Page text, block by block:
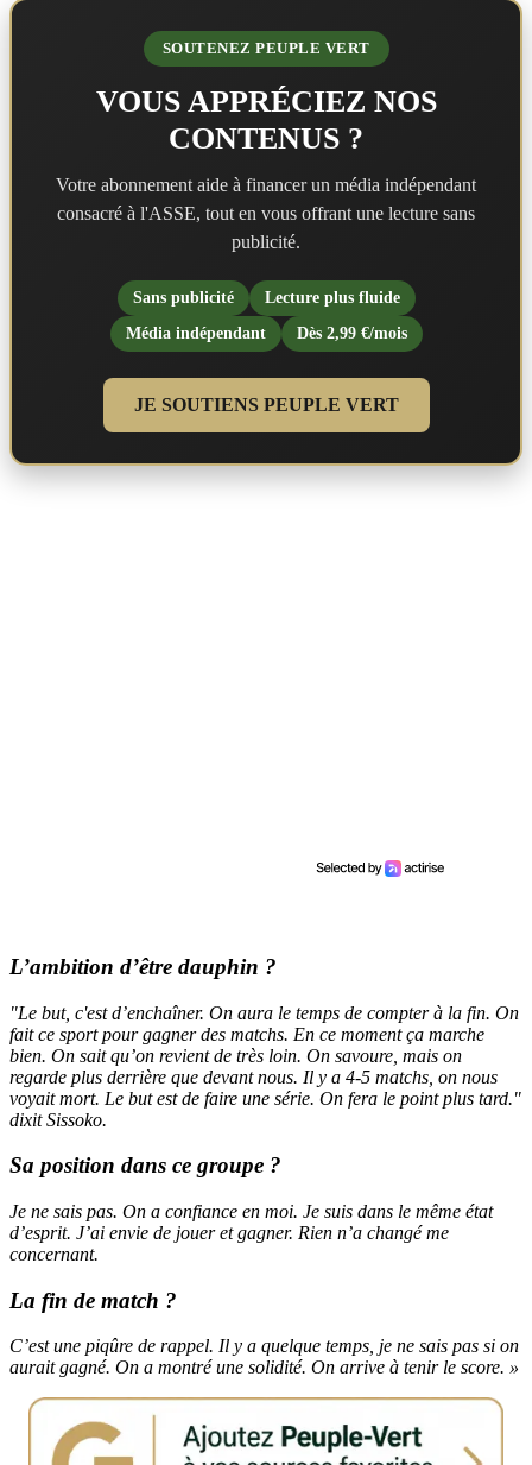
SOUTENEZ PEUPLE VERT
VOUS APPRÉCIEZ NOS
CONTENUS ?
Votre abonnement aide à financer un média indépendant
consacré à l'ASSE, tout en vous offrant une lecture sans
publicité.
Sans publicité
Lecture plus fluide
Média indépendant
Dès 2,99 €/mois
JE SOUTIENS PEUPLE VERT
L’ambition d’être dauphin ?
"Le but, c'est d’enchaîner. On aura le temps de compter à la fin. On
fait ce sport pour gagner des matchs. En ce moment ça marche
bien. On sait qu’on revient de très loin. On savoure, mais on
regarde plus derrière que devant nous. Il y a 4-5 matchs, on nous
voyait mort. Le but est de faire une série. On fera le point plus tard."
dixit Sissoko.
Sa position dans ce groupe ?
Je ne sais pas. On a confiance en moi. Je suis dans le même état
d’esprit. J’ai envie de jouer et gagner. Rien n’a changé me
concernant.
La fin de match ?
C’est une piqûre de rappel. Il y a quelque temps, je ne sais pas si on
aurait gagné. On a montré une solidité. On arrive à tenir le score. »